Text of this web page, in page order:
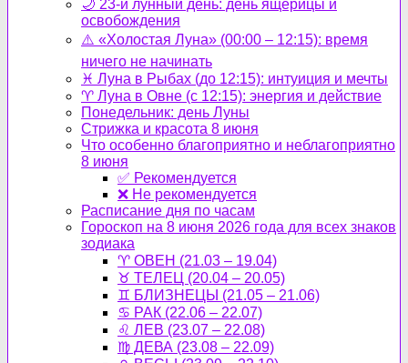
🌙 23-й лунный день: день ящерицы и
освобождения
⚠️ «Холостая Луна» (00:00 – 12:15): время
ничего не начинать
♓ Луна в Рыбах (до 12:15): интуиция и мечты
♈ Луна в Овне (с 12:15): энергия и действие
Понедельник: день Луны
Стрижка и красота 8 июня
Что особенно благоприятно и неблагоприятно
8 июня
✅ Рекомендуется
❌ Не рекомендуется
Расписание дня по часам
Гороскоп на 8 июня 2026 года для всех знаков
зодиака
♈ ОВЕН (21.03 – 19.04)
♉ ТЕЛЕЦ (20.04 – 20.05)
♊ БЛИЗНЕЦЫ (21.05 – 21.06)
♋ РАК (22.06 – 22.07)
♌ ЛЕВ (23.07 – 22.08)
♍ ДЕВА (23.08 – 22.09)